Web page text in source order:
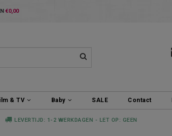
€0,00
& TV Baby SALE Contact
LEVERTIJD: 1-2 WERKDAGEN - LET OP: GEEN